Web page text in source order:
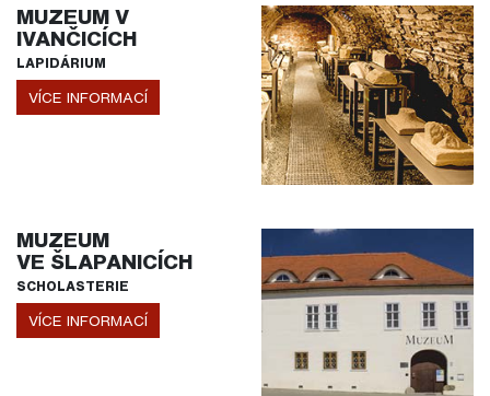
MUZEUM V
IVANČICÍCH
LAPIDÁRIUM
VÍCE INFORMACÍ
MUZEUM
VE ŠLAPANICÍCH
SCHOLASTERIE
VÍCE INFORMACÍ